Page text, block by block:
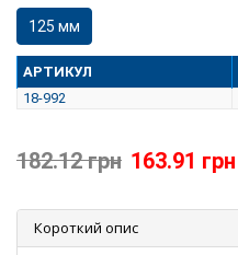
125 мм
АРТИКУЛ
18-992
182.12 грн 163.91 грн
Короткий опис